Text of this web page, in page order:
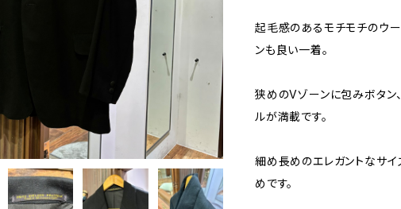
起毛感のあるモチモチのウ
ンも良い一着。
狭めのVゾーンに包みボタン
ルが満載です。
細め長めのエレガントなサ
めです。